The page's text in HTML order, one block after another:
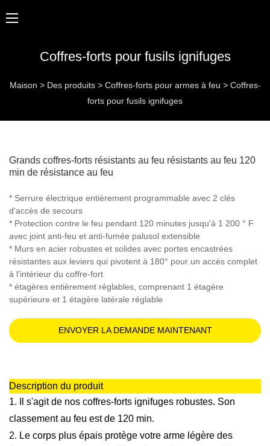
Coffres-forts pour fusils ignifuges
Maison > Des produits > Coffres-forts pour armes à feu > Coffres-
forts pour fusils ignifuges
Grands coffres-forts résistants au feu résistants au feu 120
min de résistance au feu
* Serrure électrique entièrement programmable avec 2 clés
d'accès de secours
* Protection contre le feu pendant 120 minutes jusqu'à 1 200 ° F
avec joint anti-feu et anti-fumée palusol extensible
* Murs en acier robustes et solides avec portes encastrées
résistantes aux leviers qui pivotent à 180° pour un accès complet
à l'intérieur du coffre-fort
* étagères entièrement réglables, comprenant 1 étagère
supérieure et 1 étagère latérale réglable
ENVOYER LA DEMANDE MAINTENANT
Description du produit
1. Il s'agit de nos coffres-forts ignifuges robustes. Son
classement au feu est de 120 min.
2. Le corps plus épais protège votre arme légère des